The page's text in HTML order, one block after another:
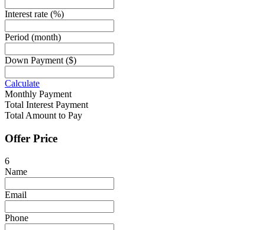
Interest rate (%)
Period (month)
Down Payment ($)
Calculate
Monthly Payment
Total Interest Payment
Total Amount to Pay
Offer Price
6
Name
Email
Phone